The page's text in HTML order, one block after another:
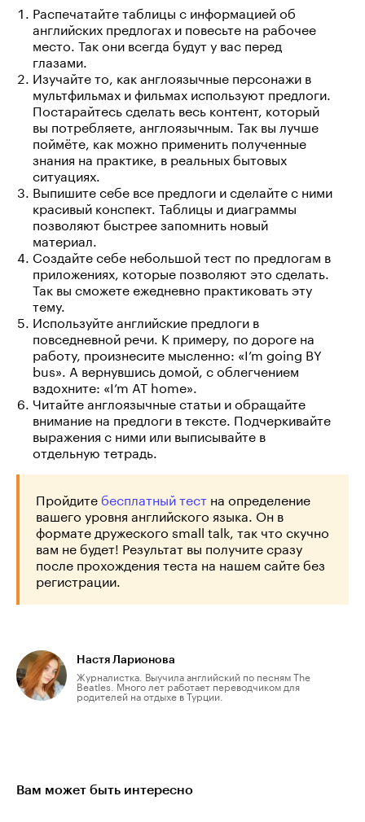
Распечатайте таблицы с информацией об
английских предлогах и повесьте на рабочее
место. Так они всегда будут у вас перед
глазами.
Изучайте то, как англоязычные персонажи в
мультфильмах и фильмах используют предлоги.
Постарайтесь сделать весь контент, который
вы потребляете, англоязычным. Так вы лучше
поймёте, как можно применить полученные
знания на практике, в реальных бытовых
ситуациях.
Выпишите себе все предлоги и сделайте с ними
красивый конспект. Таблицы и диаграммы
позволяют быстрее запомнить новый
материал.
Создайте себе небольшой тест по предлогам в
приложениях, которые позволяют это сделать.
Так вы сможете ежедневно практиковать эту
тему.
Используйте английские предлоги в
повседневной речи. К примеру, по дороге на
работу, произнесите мысленно: «I’m going BY
bus». А вернувшись домой, с облегчением
вздохните: «I’m AT home».
Читайте англоязычные статьи и обращайте
внимание на предлоги в тексте. Подчеркивайте
выражения с ними или выписывайте в
отдельную тетрадь.
Пройдитебесплатный тест на определение
вашего уровня английского языка. Он в
формате дружеского small talk, так что скучно
вам не будет! Результат вы получите сразу
после прохождения теста на нашем сайте без
регистрации.
Настя Ларионова
Журналистка. Выучила английский по песням The
Beatles. Много лет работает переводчиком для
родителей на отдыхе в Турции.
Вам может быть интересно